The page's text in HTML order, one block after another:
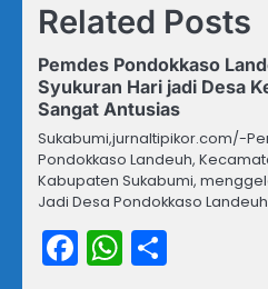
Related Posts
Pemdes Pondokkaso
Syukuran Hari jadi Desa
Sangat Antusias
Sukabumi,jurnaltipikor.com/-
Pondokkaso Landeuh,
Kabupaten Sukabumi,
Jadi Desa Pondokkaso
Facebook